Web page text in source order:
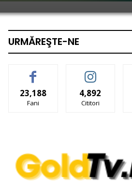
URMĂREŞTE-NE
23,188
Fani
4,892
Cititori